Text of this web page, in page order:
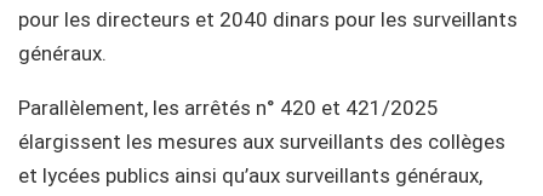
pour les directeurs et 2040 dinars pour les surveillants
généraux.
Parallèlement, les arrêtés n° 420 et 421/2025
élargissent les mesures aux surveillants des collèges
et lycées publics ainsi qu’aux surveillants généraux,